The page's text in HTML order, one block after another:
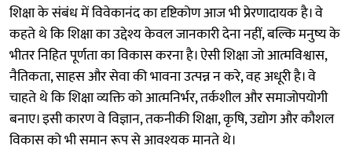
शिक्षा के संबंध में विवेकानंद का दृष्टिकोण आज भी प्रेरणादायक है। वे
कहते थे कि शिक्षा का उद्देश्य केवल जानकारी देना नहीं, बल्कि मनुष्य के
भीतर निहित पूर्णता का विकास करना है। ऐसी शिक्षा जो आत्मविश्वास,
नैतिकता, साहस और सेवा की भावना उत्पन्न न करे, वह अधूरी है। वे
चाहते थे कि शिक्षा व्यक्ति को आत्मनिर्भर, तर्कशील और समाजोपयोगी
बनाए। इसी कारण वे विज्ञान, तकनीकी शिक्षा, कृषि, उद्योग और कौशल
विकास को भी समान रूप से आवश्यक मानते थे।